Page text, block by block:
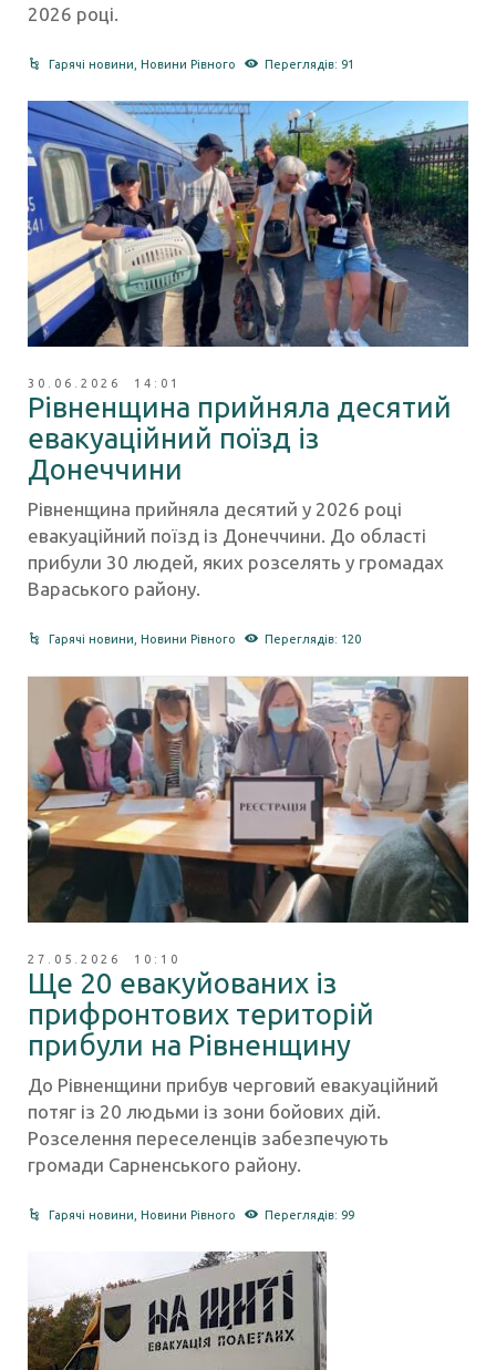
2026 році.
Гарячі новини ,Новини Рівного Переглядів: 91
30.06.2026 14:01
Рівненщина прийняла десятий
евакуаційний поїзд із
Донеччини
Рівненщина прийняла десятий у 2026 році
евакуаційний поїзд із Донеччини. До області
прибули 30 людей, яких розселять у громадах
Вараського району.
Гарячі новини ,Новини Рівного Переглядів: 120
27.05.2026 10:10
Ще 20 евакуйованих із
прифронтових територій
прибули на Рівненщину
До Рівненщини прибув черговий евакуаційний
потяг із 20 людьми із зони бойових дій.
Розселення переселенців забезпечують
громади Сарненського району.
Гарячі новини ,Новини Рівного Переглядів: 99